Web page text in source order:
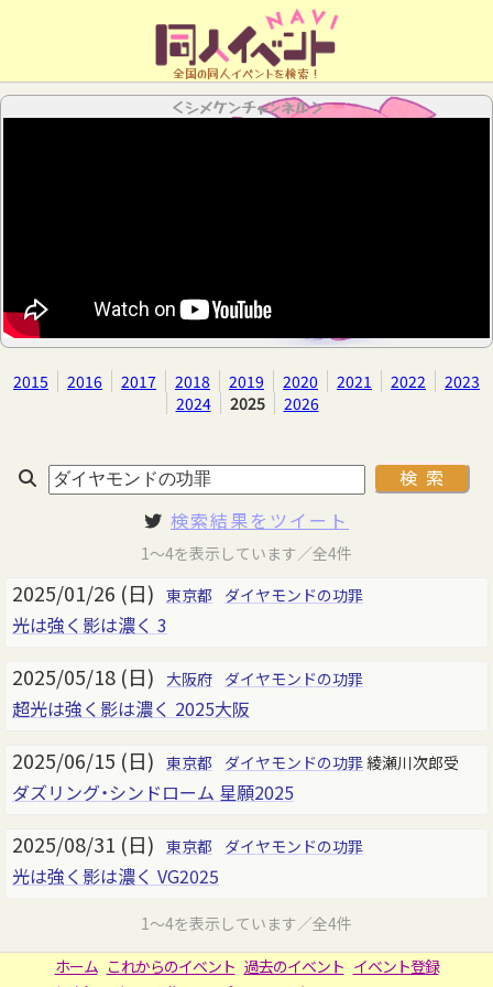
全国の同人イベントを検索！
＜シメケンチャンネル＞
2015 2016 2017 2018 2019 2020 2021 2022
2023
2024
2025 2026
検索結果をツイート
1～4を表示しています／全4件
2025/01/26 (日) 東京都 ダイヤモンドの功罪
光は強く影は濃く 3
2025/05/18 (日) 大阪府 ダイヤモンドの功罪
超光は強く影は濃く 2025大阪
2025/06/15 (日) 東京都 ダイヤモンドの功罪綾瀬川次郎受
ダズリング・シンドローム 星願2025
2025/08/31 (日) 東京都 ダイヤモンドの功罪
光は強く影は濃く VG2025
1～4を表示しています／全4件
ホーム これからのイベント 過去のイベント イベント登録